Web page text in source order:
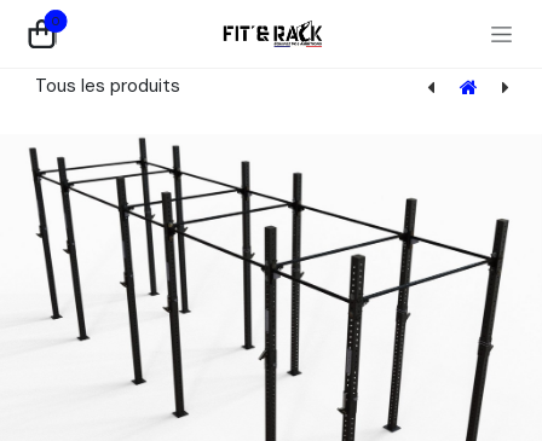
Se rendre au contenu
0
Tous les produits